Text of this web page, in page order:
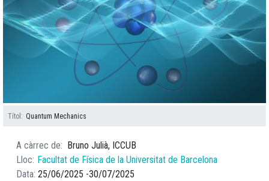
Títol Quantum Mechanics
A càrrec de
Bruno Julià, ICCUB
Lloc
Facultat de Física de la Universitat de Barcelona
Data 25/06/2025 30/07/2025